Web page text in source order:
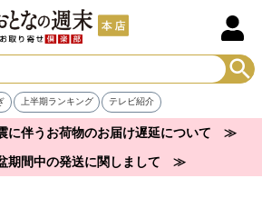
上半期ランキング テレビ紹介
に伴うお荷物のお届け遅延について ≫
盆期間中の発送に関しまして ≫